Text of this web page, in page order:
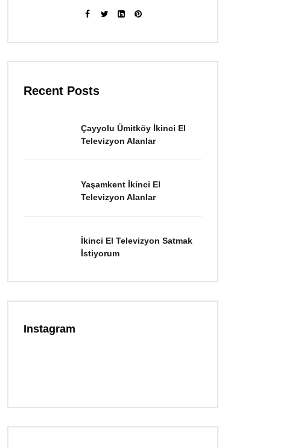
Recent Posts
Çayyolu Ümitköy İkinci El
Televizyon Alanlar
Yaşamkent İkinci El
Televizyon Alanlar
İkinci El Televizyon Satmak
İstiyorum
Instagram